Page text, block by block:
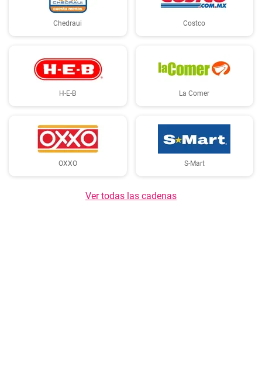
Chedraui Costco
H-E-B La Comer
OXXO S-Mart
Ver todas las cadenas